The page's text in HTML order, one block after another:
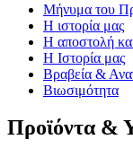
Μήνυμα του
Η ιστορία μας
Η αποστολή
Η Ιστορία μας
Βραβεία &
Βιωσιμότητα
Προϊόντα &